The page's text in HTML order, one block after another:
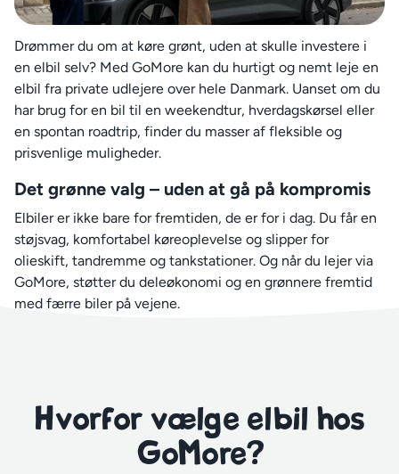
Drømmer du om at køre grønt, uden at skulle investere i
en elbil selv? Med GoMore kan du hurtigt og nemt leje en
elbil fra private udlejere over hele Danmark. Uanset om du
har brug for en bil til en weekendtur, hverdagskørsel eller
en spontan roadtrip, finder du masser af fleksible og
prisvenlige muligheder.
Det grønne valg – uden at gå på kompromis
Elbiler er ikke bare for fremtiden, de er for i dag. Du får en
støjsvag, komfortabel køreoplevelse og slipper for
olieskift, tandremme og tankstationer. Og når du lejer via
GoMore, støtter du deleøkonomi og en grønnere fremtid
med færre biler på vejene.
Hvorfor vælge elbil hos
GoMore?